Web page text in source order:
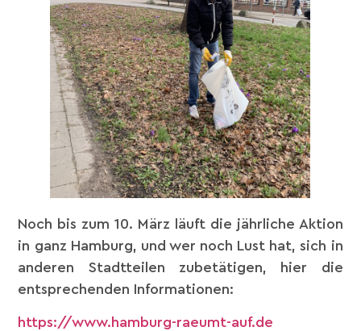
Noch bis zum 10. März läuft die jährliche Aktion
in ganz Hamburg, und wer noch Lust hat, sich in
anderen Stadtteilen zubetätigen, hier die
entsprechenden Informationen:
https://www.hamburg-raeumt-auf.de